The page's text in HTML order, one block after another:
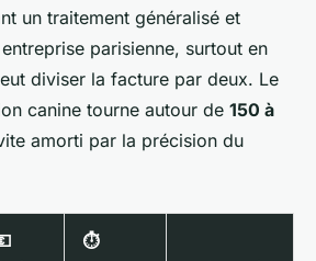
un traitement généralisé et
parisienne, surtout en
diviser la facture par deux. Le
canine tourne autour de 150 à
amorti par la précision du
⏱